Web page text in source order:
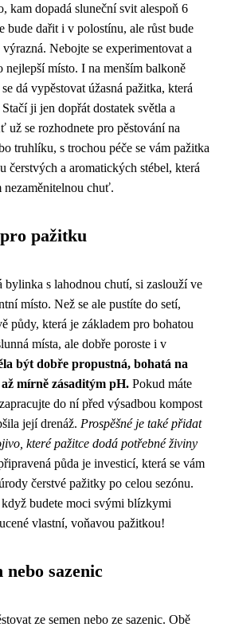
kam dopadá sluneční svit alespoň 6
bude dařit i v polostínu, ale růst bude
Nebojte se experimentovat a
nejlepší místo. I na menším balkoně
dá vypěstovat úžasná pažitka, která
ji jen dopřát dostatek světla a
se rozhodnete pro pěstování na
truhlíku, s trochou péče se vám pažitka
čerstvých a aromatických stébel, která
chuť.
pažitku
bylinka s lahodnou chutí, si zaslouží ve
místo. Než se ale pustíte do setí,
půdy, která je základem pro bohatou
místa, ale dobře poroste i v
být dobře propustná, bohatá na
mírně zásaditým pH. Pokud máte
do ní před výsadbou kompost
její drenáž. Prospěšné je také přidat
které pažitce dodá potřebné živiny
půda je investicí, která se vám
čerstvé pažitky po celou sezónu.
když budete moci svými blízkymi
vlastní, voňavou pažitkou!
nebo sazenic
ze semen nebo ze sazenic. Obě